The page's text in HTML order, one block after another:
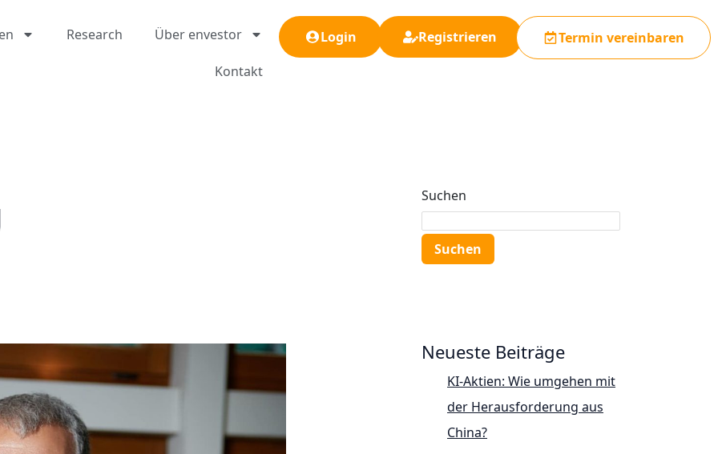
Research Über envestor
Kontakt
Login Registrieren Termin vereinbaren
Suchen
Suchen
Neueste Beiträge
KI-Aktien: Wie umgehen mit
der Herausforderung aus
China?